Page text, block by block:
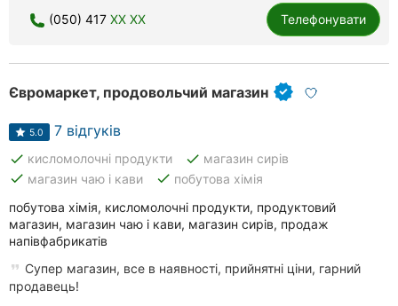
(050) 417 XX XX Телефонувати
Євромаркет, продовольчий магазин
5.0 7 відгуків
done кисломолочні продукти done магазин сирів
done магазин чаю і кави done побутова хімія
побутова хімія, кисломолочні продукти, продуктовий
магазин, магазин чаю і кави, магазин сирів, продаж
напівфабрикатів
Супер магазин, все в наявності, прийнятні ціни, гарний
продавець!